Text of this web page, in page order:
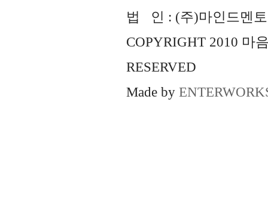
법 인 : (주)마인드멘토
COPYRIGHT 2010 마
RESERVED
Made by